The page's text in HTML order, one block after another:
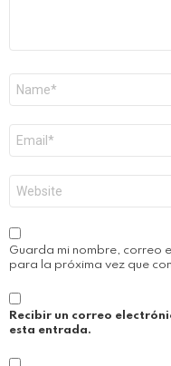
electrónico
*
Guarda mi nombre, correo
para la próxima vez que
Recibir un correo
esta entrada.